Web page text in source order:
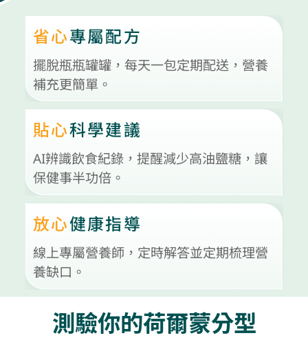
省心專屬配方
擺脫瓶瓶罐罐，每天一包定期配送，營養
補充更簡單。
貼心科學建議
AI辨識飲食紀錄，提醒減少高油鹽糖，讓
保健事半功倍。
放心健康指導
線上專屬營養師，定時解答並定期梳理營
養缺口。
測驗你的荷爾蒙分型